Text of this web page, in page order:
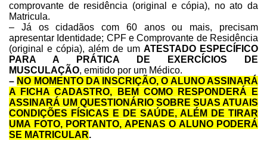
comprovante de residência (original e cópia), no ato da
Matricula.
– Já os cidadãos com 60 anosou mais, precisam
apresentar Identidade; CPF e Comprovante de Residência
(original e cópia), além de um ATESTADO ESPECÍFICO
PARA A PRÁTICA DE EXERCÍCIOS DE
MUSCULAÇÃO, emitido por um Médico.
– NO MOMENTO DA INSCRIÇÃO, O ALUNO ASSINARÁ
A FICHA CADASTRO, BEM COMO RESPONDERÁ E
ASSINARÁ UM QUESTIONÁRIO SOBRE SUAS ATUAIS
CONDIÇÕES FÍSICAS E DE SAÚDE, ALÉM DE TIRAR
UMA FOTO,PORTANTO, APENAS O ALUNO PODERÁ
SE MATRICULAR.